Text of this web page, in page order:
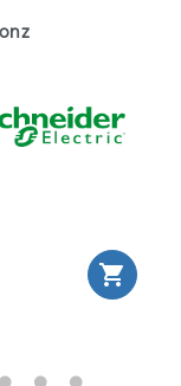
shopping_cart